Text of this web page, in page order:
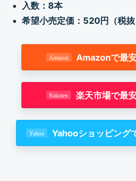
入数：8本
希望小売定価：520円（税抜
Amazonで最
楽天市場で最
Yahooショッピング